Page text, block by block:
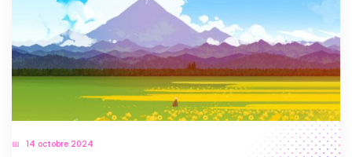
14 octobre 2024